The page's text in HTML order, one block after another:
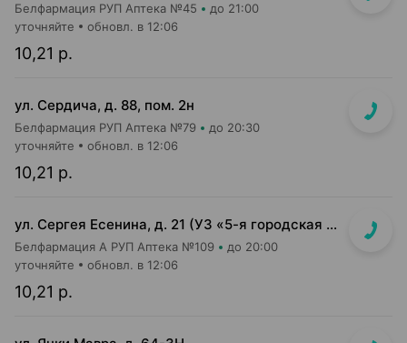
Белфармация РУП Аптека №45 до 21:00
10,21 р.
уточняйте обновл. в 12:06
ул. Сердича, д. 88, пом. 2н
Белфармация РУП Аптека №79 до 20:30
10,21 р.
уточняйте обновл. в 12:06
ул. Сергея Есенина, д. 21 (УЗ «5-я городская п-ка»)
Белфармация А РУП Аптека №109 до 20:00
10,21 р.
уточняйте обновл. в 12:06